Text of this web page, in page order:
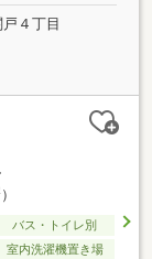
４丁目
）
バス・トイレ別
室内洗濯機置き場